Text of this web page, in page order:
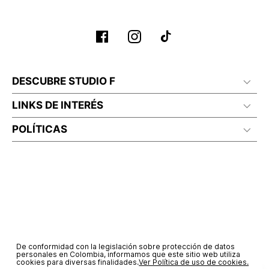
DESCUBRE STUDIO F
LINKS DE INTERÉS
POLÍTICAS
De conformidad con la legislación sobre protección de datos
personales en Colombia, informamos que este sitio web utiliza
cookies para diversas finalidades.Ver Política de uso de cookies.